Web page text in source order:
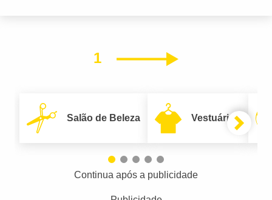
1 Próximo
Salão de Beleza Vestuário
Continua após a publicidade